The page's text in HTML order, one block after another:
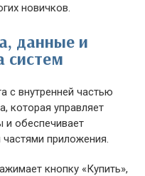
новичков.
данные и
систем
с внутренней частью
которая управляет
обеспечивает
приложения.
кнопку «Купить»,